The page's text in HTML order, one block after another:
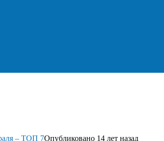
– ТОП 7Опубликовано 14 лет назад